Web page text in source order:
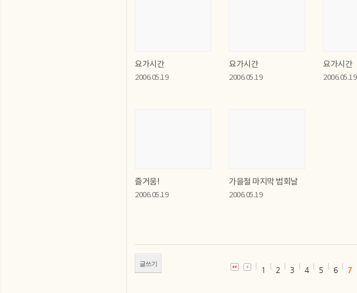
요가시간
2006.05.19
요가시간
2006.05.19
요가시간
2006.05.19
즐거움!
2006.05.19
가을철 마지막 법회날
2006.05.19
글쓰기
1 2 3 4 5 6 7